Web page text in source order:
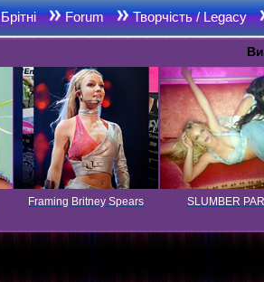
Брітні Forum Творчість / Legacy
Framing Britney Spears SLUMBER